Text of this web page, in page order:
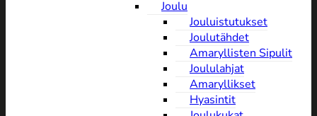
Joulu
Jouluistutukset
Joulutähdet
Amaryllisten Sipulit
Joululahjat
Amaryllikset
Hyasintit